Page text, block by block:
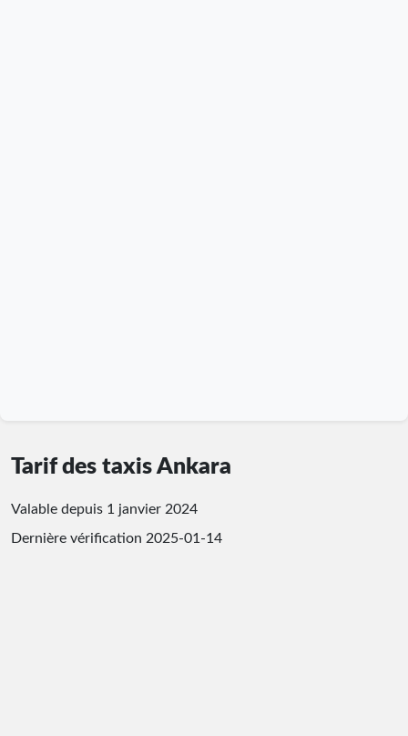
Tarif des taxis Ankara
Valable depuis 1 janvier 2024
Dernière vérification 2025-01-14